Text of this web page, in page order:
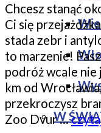
W
Chcesz stanąć
Ci się
stada zebr i
to marzenie!
podróż wcale
km od
przekroczysz
Zoo Dvur …